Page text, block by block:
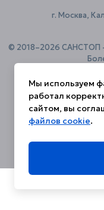
г. Москва,
© 2018–2026 САНСТОП
Мы используем
работал
сайтом, вы
файлов cookie.